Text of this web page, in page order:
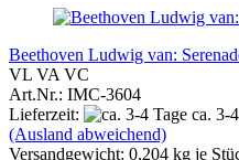
Beethoven Ludwig van:
VL VA VC
Art.Nr.: IMC-3604
Lieferzeit:
ca. 3-
(Ausland abweichend)
Versandgewicht: 0,204 kg je